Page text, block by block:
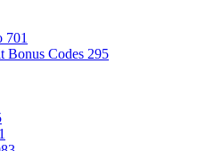
701
Bonus Codes 295